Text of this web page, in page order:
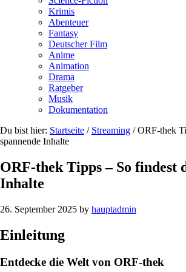
Krimis
Abenteuer
Fantasy
Deutscher Film
Anime
Animation
Drama
Ratgeber
Musik
Dokumentation
Du bist hier: Startseite / Streaming /ORF-thek
spannende Inhalte
ORF-thek Tipps – So findest
Inhalte
26. September 2025 by hauptadmin
Einleitung
Entdecke die Welt von ORF-thek